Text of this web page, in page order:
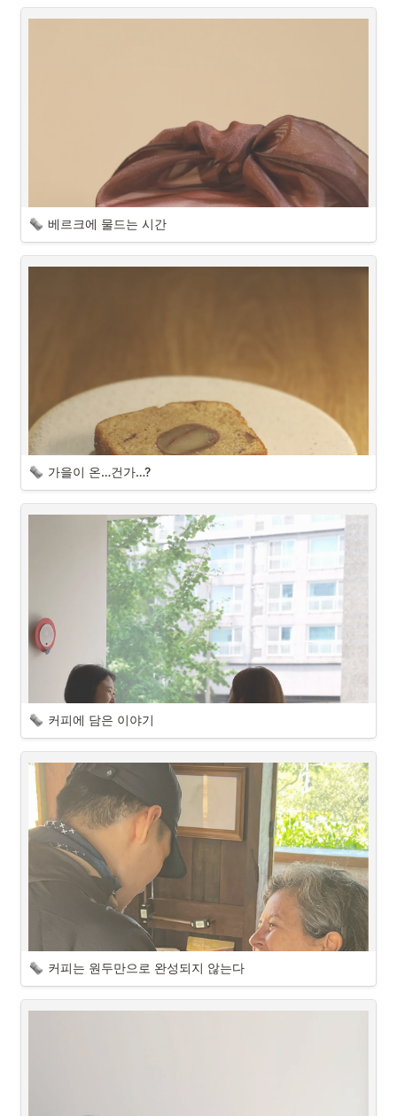
베르크에 물드는 시간
가을이 온…건가…?
커피에 담은 이야기
커피는 원두만으로 완성되지 않는다